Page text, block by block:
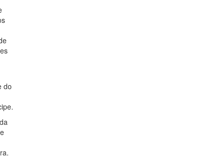
do